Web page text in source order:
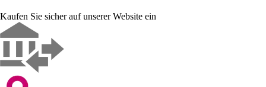
Kaufen Sie sicher auf unserer Website ein